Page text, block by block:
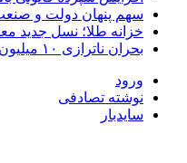
سهم پنهان دولت و
خزانه طلا؛ نسل جدید
بحران ناترازی ۱۰ میلیون لیتری بنزین؛ ضرورت مدیریت تقاضا و اصلاح ساختار
ورود
نوشته تصادفی
سایدبار